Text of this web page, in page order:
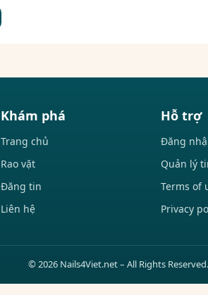
Khám phá
Trang chủ
Rao vặt
Đăng tin
Liên hệ
Hỗ trợ
Đăng
Quản lý
Terms of
Privacy
© 2026 Nails4Viet.net – All Rights Reserved.